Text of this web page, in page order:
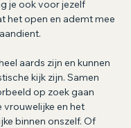
je ook voor jezelf
het open en ademt mee
aards zijn en kunnen
kijk zijn. Samen
op zoek gaan
vrouwelijke en het
binnen onszelf. Of